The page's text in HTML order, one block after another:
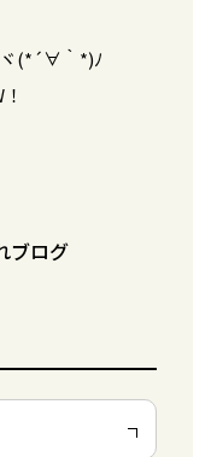
ヾ(*´∀｀*)ﾉ
ブログ